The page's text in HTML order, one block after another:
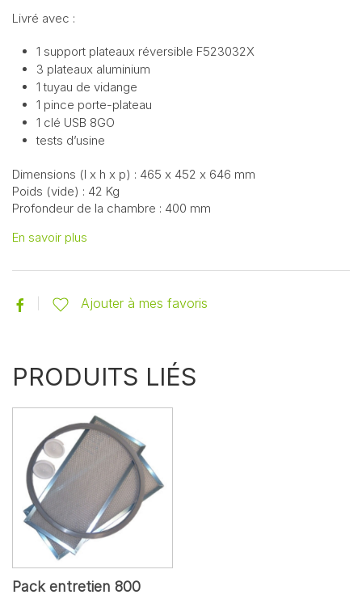
Livré avec :
1 support plateaux réversible F523032X
3 plateaux aluminium
1 tuyau de vidange
1 pince porte-plateau
1 clé USB 8GO
tests d’usine
Dimensions (l x h x p) : 465 x 452 x 646 mm
Poids (vide) : 42 Kg
Profondeur de la chambre : 400 mm
En savoir plus
Ajouter à mes favoris
PRODUITS LIÉS
Pack entretien 800